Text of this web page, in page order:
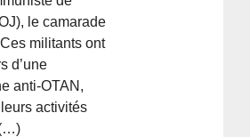
le camarade
militants ont
d’une
anti-OTAN,
activités